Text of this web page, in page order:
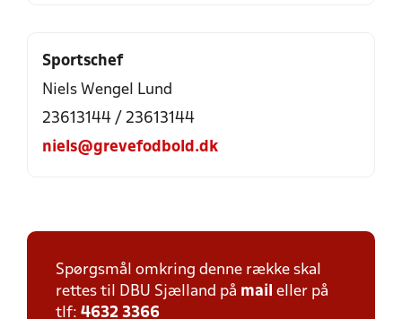
Sportschef
Niels Wengel Lund
23613144 / 23613144
niels@grevefodbold.dk
Spørgsmål omkring denne række skal
rettes til DBU Sjælland på mail eller på
tlf: 4632 3366